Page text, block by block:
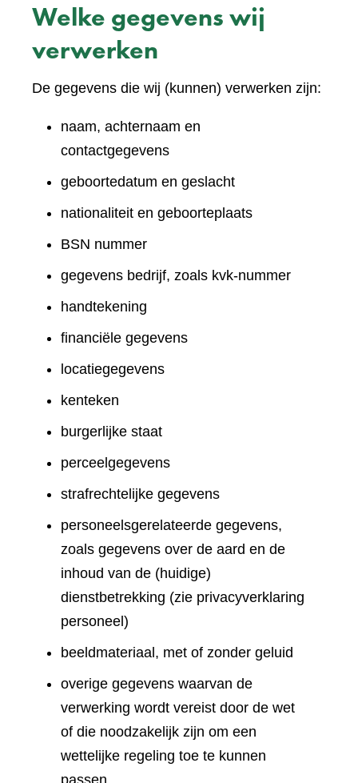
Welke gegevens wij
verwerken
De gegevens die wij (kunnen) verwerken zijn:
naam, achternaam en
contactgegevens
geboortedatum en geslacht
nationaliteit en geboorteplaats
BSN nummer
gegevens bedrijf, zoals kvk-nummer
handtekening
financiële gegevens
locatiegegevens
kenteken
burgerlijke staat
perceelgegevens
strafrechtelijke gegevens
personeelsgerelateerde gegevens,
zoals gegevens over de aard en de
inhoud van de (huidige)
dienstbetrekking (zie privacyverklaring
personeel)
beeldmateriaal, met of zonder geluid
overige gegevens waarvan de
verwerking wordt vereist door de wet
of die noodzakelijk zijn om een
wettelijke regeling toe te kunnen
passen